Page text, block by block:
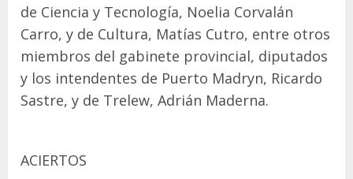
de Ciencia y Tecnología, Noelia Corvalán
Carro, y de Cultura, Matías Cutro, entre otros
miembros del gabinete provincial, diputados
y los intendentes de Puerto Madryn, Ricardo
Sastre, y de Trelew, Adrián Maderna.
ACIERTOS